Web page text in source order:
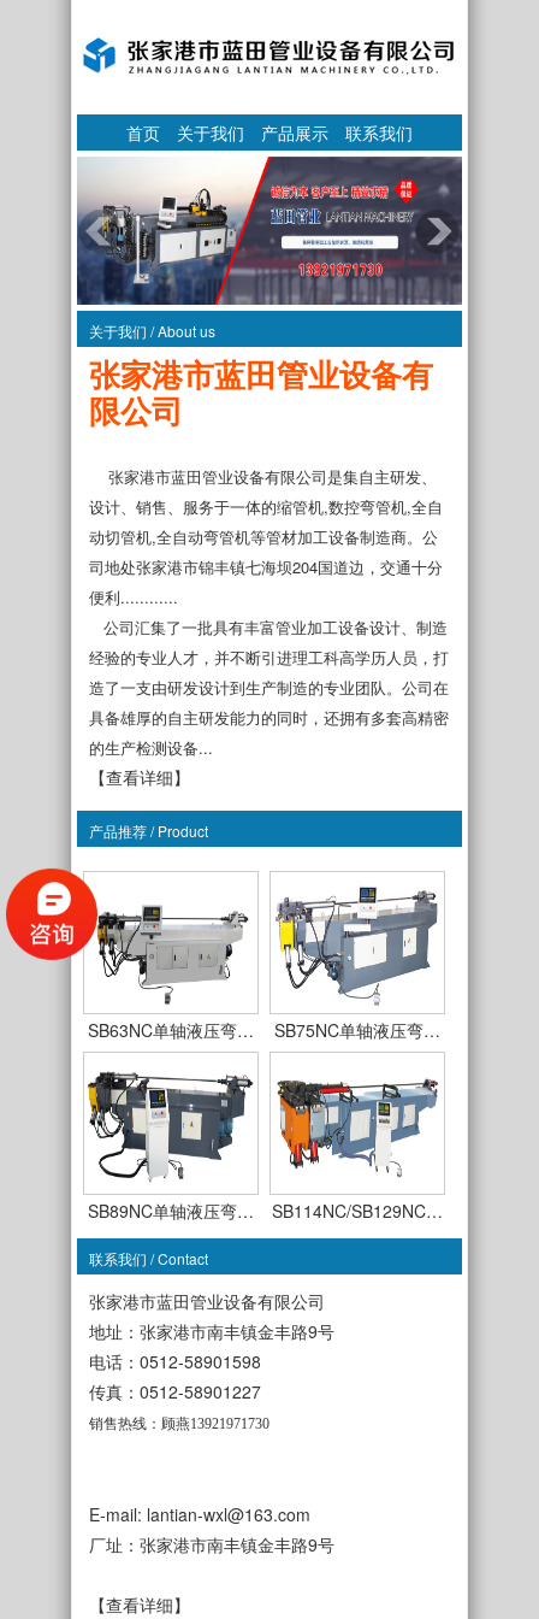
首页 关于我们 产品展示 联系我们
关于我们 / About us
张家港市蓝田管业设备有
限公司
张家港市蓝田管业设备有限公司是集自主研发、
设计、销售、服务于一体的缩管机,数控弯管机,全自
动切管机,全自动弯管机等管材加工设备制造商。公
司地处张家港市锦丰镇七海坝204国道边，交通十分
便利............
公司汇集了一批具有丰富管业加工设备设计、制造
经验的专业人才，并不断引进理工科高学历人员，打
造了一支由研发设计到生产制造的专业团队。公司在
具备雄厚的自主研发能力的同时，还拥有多套高精密
的生产检测设备...
【查看详细】
产品推荐 / Product
SB38NC单轴液压弯… SB50NC单轴液压弯…
SB63NC单轴液压弯… SB75NC单轴液压弯…
SB89NC单轴液压弯… SB114NC/SB129NC…
SB63CNC-TSR-3A全…
联系我们 / Contact
张家港市蓝田管业设备有限公司
地址：张家港市南丰镇金丰路9号
电话：0512-58901598
传真：0512-58901227
销售热线：顾燕13921971730
E-mail: lantian-wxl@163.com
厂址：张家港市南丰镇金丰路9号
【查看详细】